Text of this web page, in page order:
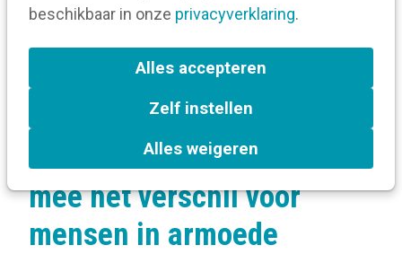
beschikbaar in onze privacyverklaring.
Alles accepteren
Zelf instellen
Alles weigeren
Communicatiebeleidsplan
het verschil voor mensen in armoede
Jij maakt als
communicatieprofessional
mee het verschil voor
mensen in armoede